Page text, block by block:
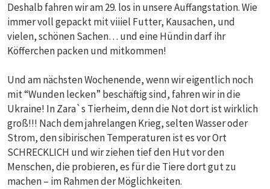
Deshalb fahren wir am 29. los in unsere Auffangstation. Wie
immer voll gepackt mit viiiel Futter, Kausachen, und
vielen, schönen Sachen… und eine Hündin darf ihr
Köfferchen packen und mitkommen!
Und am nächsten Wochenende, wenn wir eigentlich noch
mit “Wunden lecken” beschäftig sind, fahren wir in die
Ukraine! In Zara`s Tierheim, denn die Not dort ist wirklich
groß!!! Nach dem jahrelangen Krieg, selten Wasser oder
Strom, den sibirischen Temperaturen ist es vor Ort
SCHRECKLICH und wir ziehen tief den Hut vor den
Menschen, die probieren, es für die Tiere dort gut zu
machen – im Rahmen der Möglichkeiten.